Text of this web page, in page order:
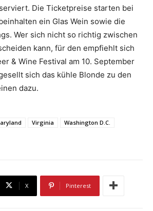
Die Ticketpreise starten bei
ein Glas Wein sowie die
Wer sich nicht so richtig zwischen
kann, für den empfiehlt sich
& Wine Festival am 10. September
sich das kühle Blonde zu den
dazu.
Virginia
Washington D.C.
X Pinterest